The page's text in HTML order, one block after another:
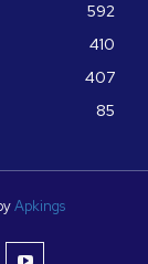
592
410
407
85
Apkings